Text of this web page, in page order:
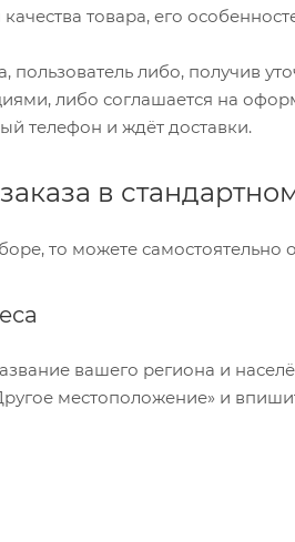
товара, его
пользователь либо, получив
либо соглашается на
телефон и ждёт доставки.
в
то можете
вашего региона и
местоположение» и